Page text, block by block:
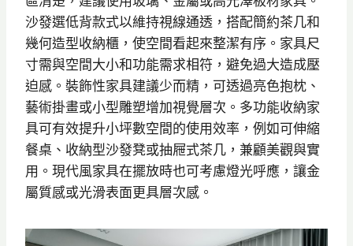
沙發選低背款式以維持視線通透，搭配簡約茶几和
幾何造型收納櫃，使空間看起來整潔有序。家具尺
寸需與空間大小和功能需求相符，避免過大造成壓
迫感。裝飾性家具建議少而精，可透過亮色抱枕、
藝術掛畫或小型雕塑增加視覺層次。多功能收納家
具可有效提升小坪數空間的使用效率，例如可伸縮
餐桌、收納型沙發凳或抽屜式茶几，兼顧美觀與實
用。現代風家具在擺放時也可考慮燈光呼應，讓金
屬質感或光滑表面更具層次感。